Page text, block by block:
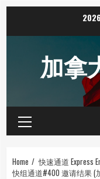
加拿
Primary
Menu
Home 快速通道 Express
快组通道#400 邀请结果 (